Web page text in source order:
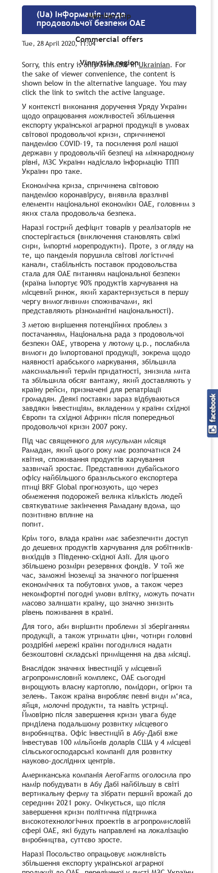
Membership
Commercial offers
Vinnytsia region
(Ua) Інформація щодо
продовольчої безпеки ОАЕ
Tue, 28 April 2020, 11:04
Sorry, this entry is only available inUkrainian. For
the sake of viewer convenience, the content is
shown below in the alternative language. You may
click the link to switch the active language.
У контексті виконання доручення Уряду України
щодо опрацювання можливостей збільшення
експорту української аграрної продукції в умовах
світової продовольчої кризи, спричиненої
пандемією COVID-19, та посилення ролі нашої
держави у продовольчій безпеці на міжнародному
рівні, МЗС України надіслало інформацію ТПП
України про таке.
Економічна криза, спричинена світовою
пандемією коронавірусу, виявила вразливі
елементи національної економіки ОАЕ, головним з
яких стала продовольча безпека.
Наразі гострий дефіцит товарів у реалізаторів не
спостерігається (виключення становлять свіжі
сири, імпортні морепродукти). Проте, з огляду на
те, що пандемія порушила світові логістичні
канали, стабільність поставок продовольства
стала для ОАЕ питанням національної безпеки
(країна імпортує 90% продуктів харчування на
місцевий ринок, який характеризується в першу
чергу вимогливими споживачами, які
представляють різноманітні національності).
З метою вирішення потенційних проблем з
постачанням, Національна рада з продовольчої
безпеки ОАЕ, утворена у лютому ц.р., послабила
вимоги до імпортованої продукції, зокрема щодо
наявності арабського маркування, збільшила
максимальний термін придатності, знизила мита
та збільшила обсяг вантажу, який доставляють у
країну рейси, призначені для репатріації
громадян. Деякі поставки зараз відбуваються
завдяки інвестиціям, вкладеним у країни східної
Європи та східної Африки після попередньої
продовольчої кризи 2007 року.
Під час священного для мусульман місяця
Рамадан, який цього року має розпочатися 24
квітня, споживання продуктів харчування
зазвичай зростає. Представники дубайського
офісу найбільшого бразильського експортера
птиці BRF Global прогнозують, що через
обмеження подорожей велика кількість людей
святкуватиме закінчення Рамадану вдома, що
позитивно вплине на
попит.
Крім того, влада країни має забезпечити доступ
до дешевих продуктів харчування для робітників-
вихідців з Південно-східної Азії. Для цього
збільшено розміри резервних фондів. У той же
час, заможні іноземці за значного погіршення
економічних та побутових умов, а також через
некомфортні погодні умови влітку, можуть почати
масово залишати країну, що значно знизить
рівень поживання в країні.
Для того, аби вирішити проблеми зі зберіганням
продукції, а також утримати ціни, чотири головні
роздрібні мережі країни погодилися надати
безкоштовні складські приміщення на два місяці.
Внаслідок значних інвестицій у місцевий
агропромисловий комплекс, ОАЕ сьогодні
вирощують власну картоплю, помідори, огірки та
зелень. Також країна виробляє певні види м‘яса,
яйця, молочні продукти, та навіть устриці.
Ймовірно після завершення кризи увага буде
приділена подальшому розвитку місцевого
виробництва. Офіс інвестицій в Абу-Дабі вже
інвестував 100 мільйонів доларів США у 4 місцеві
сільськогосподарські компанії для розвитку
науково-дослідних центрів.
Американська компанія AeroFarms оголосила про
намір побудувати в Абу Дабі найбільшу в світі
вертикальну ферму та зібрати перший врожай до
середини 2021 року. Очікується, що після
завершення кризи політична підтримка
високотехнологічних проектів в агропромисловій
сфері ОАЕ, які будуть направлені на локалізацію
виробництва, суттєво зросте.
Наразі Посольство опрацьовує можливість
збільшення експорту української аграрної